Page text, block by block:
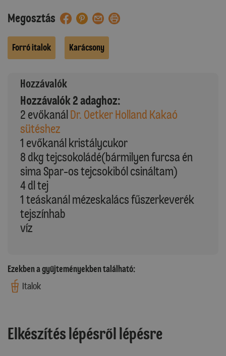
Megosztás
Forró italok Karácsony
Hozzávalók
Hozzávalók 2 adaghoz:
2 evőkanálDr. Oetker Holland Kakaó
sütéshez
1 evőkanál kristálycukor
8 dkg tejcsokoládé(bármilyen furcsa én
sima Spar-os tejcsokiból csináltam)
4 dl tej
1 teáskanál mézeskalács fűszerkeverék
tejszínhab
víz
Ezekben a gyűjteményekben található:
Italok
Elkészítés lépésről lépésre